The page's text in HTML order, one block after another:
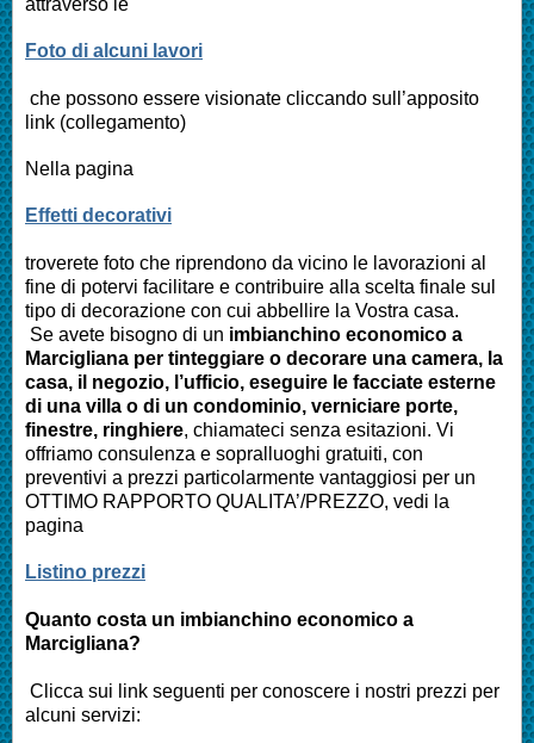
Foto di alcuni lavori
che possono essere visionate cliccando sull’apposito
link (collegamento)
Nella pagina
Effetti decorativi
troverete foto che riprendono da vicino le lavorazioni al
fine di potervi facilitare e contribuire alla scelta finale sul
tipo di decorazione con cui abbellire la Vostra casa.
Se avete bisogno di un imbianchino economico a
Marcigliana per tinteggiare o decorare una camera, la
casa, il negozio, l’ufficio, eseguire le facciate esterne
di una villa o di un condominio, verniciare porte,
finestre, ringhiere, chiamateci senza esitazioni. Vi
offriamo consulenza e sopralluoghi gratuiti, con
preventivi a prezzi particolarmente vantaggiosi per un
OTTIMO RAPPORTO QUALITA’/PREZZO, vedi la
pagina
Listino prezzi
Quanto costa un imbianchino economico a
Marcigliana?
Clicca sui link seguenti per conoscere i nostri prezzi per
alcuni servizi: